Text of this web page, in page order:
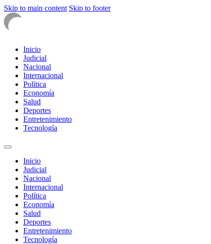
Skip to main content Skip to footer
Inicio
Judicial
Nacional
Internacional
Política
Economía
Salud
Deportes
Entretenimiento
Tecnología
Inicio
Judicial
Nacional
Internacional
Política
Economía
Salud
Deportes
Entretenimiento
Tecnología